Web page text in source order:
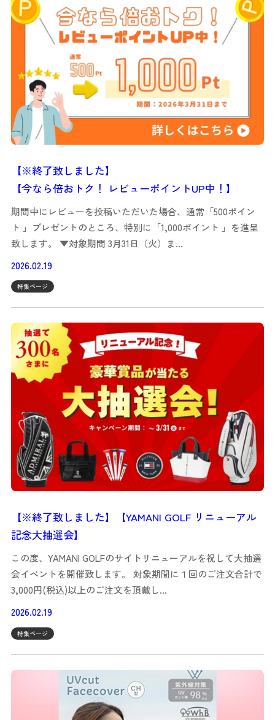
【※終了致しました】
【今なら倍おトク！ レビューポイントUP中！】
期間中にレビューを投稿いただいた場合、通常「500ポイン
ト 」プレゼントのところ、特別に「1,000ポイント 」を進呈
致します。 ▼対象期間 3月31日（火）ま…
2026.02.19
特集ページ
【※終了致しました】【YAMANI GOLF リニューアル
記念大抽選会】
この度、YAMANI GOLFのサイトリニューアルを祝して大抽選
会イベントを開催致します。 対象期間に１回のご注文合計で
3,000円(税込)以上のご注文を頂戴し…
2026.02.19
特集ページ